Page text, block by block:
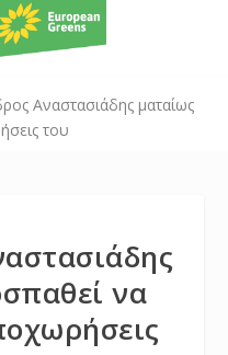
Αναστασιάδης ματαίως
του
να